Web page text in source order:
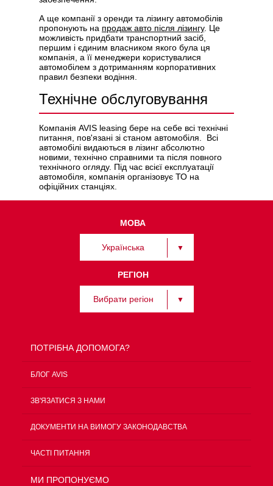
А ще компанії з оренди та лізингу автомобілів
пропонують на продаж авто після лізингу. Це
можливість придбати транспортний засіб,
першим і єдиним власником якого була ця
компанія, а її менеджери користувалися
автомобілем з дотриманням корпоративних
правил безпеки водіння.
Технічне обслуговування
Компанія AVIS leasing бере на себе всі технічні
питання, пов'язані зі станом автомобіля. Всі
автомобілі видаються в лізинг абсолютно
новими, технічно справними та після повного
технічного огляду. Під час всієї експлуатації
автомобіля, компанія організовує ТО на
офіційних станціях.
МОВА
Українська
РЕГІОН
Вибрати регіон
ПОТРІБНА ДОПОМОГА?
БЛОГ AVIS
ЗВ'ЯЗАТИСЯ З НАМИ
ДОКУМЕНТИ НА ВИМОГУ ЗАКОНОДАВСТВА
ЧАСТІ ПИТАННЯ
МИ ПРОПОНУЄМО